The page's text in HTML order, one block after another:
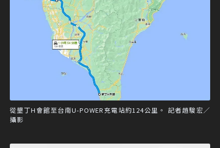
從墾丁H會館至台南U-POWER充電站約124公里。 記者趙駿宏／
攝影